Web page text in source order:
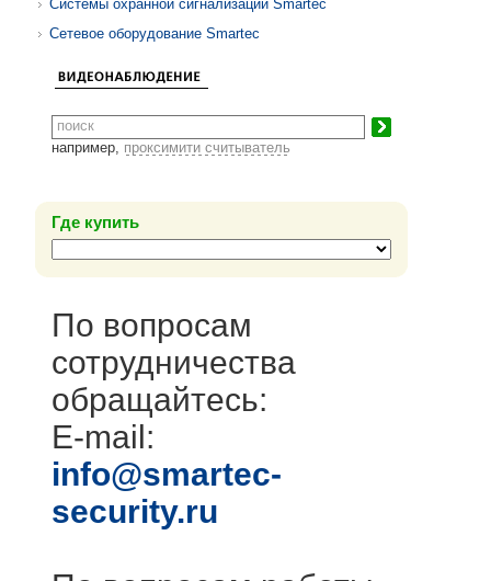
Системы охранной сигнализации Smartec
Сетевое оборудование Smartec
например, проксимити считыватель
Где купить
По вопросам
сотрудничества
обращайтесь:
E-mail:
info@smartec-
security.ru